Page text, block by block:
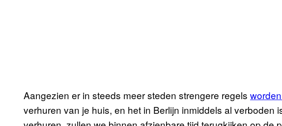
Aangezien er in steeds meer steden strengere regels
verhuren van je huis, en het in Berlijn inmiddels al verboden